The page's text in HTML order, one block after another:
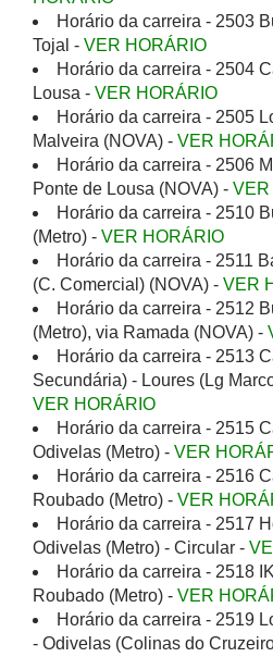
Horário da carreira - 2503
Tojal - VER HORÁRIO
Horário da carreira - 2504
Lousa - VER HORÁRIO
Horário da carreira - 2505
Malveira (NOVA) - VER
Horário da carreira - 2506
Ponte de Lousa (NOVA) - VER
Horário da carreira - 2510
(Metro) - VER HORÁRIO
Horário da carreira - 2511
(C. Comercial) (NOVA) - VER
Horário da carreira - 2512
(Metro), via Ramada (NOVA) -
Horário da carreira - 2513
Secundária) - Loures (Lg
VER HORÁRIO
Horário da carreira - 2515
Odivelas (Metro) - VER
Horário da carreira - 2516
Roubado (Metro) - VER
Horário da carreira - 2517
Odivelas (Metro) - Circular -
Horário da carreira - 2518
Roubado (Metro) - VER
Horário da carreira - 2519
- Odivelas (Colinas do